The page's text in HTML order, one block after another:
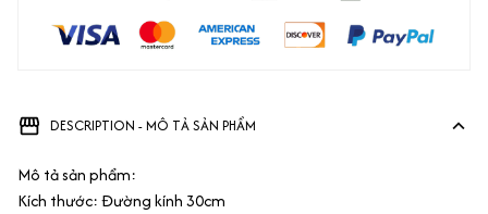
DESCRIPTION - MÔ TẢ SẢN PHẨM
Mô tả sản phẩm:
Kích thước: Đường kính 30cm